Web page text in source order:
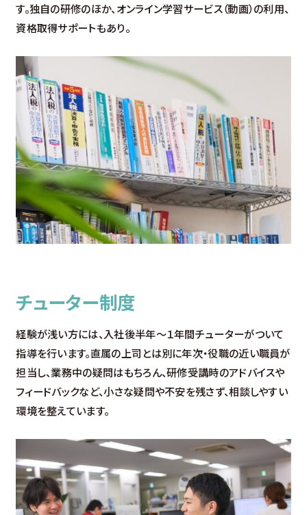
す。独自の研修のほか、オンライン学習サービス（動画）の利用、
資格取得サポートもあり。
チューター制度
経験が浅い方には、入社後半年～１年間チューターがついて
指導を行います。直属の上司とは別に年次・役職の近い職員が
担当し、業務中の疑問はもちろん、研修受講時のアドバイスや
フィードバックなど、小さな疑問や不安を残さず、相談しやすい
環境を整えています。